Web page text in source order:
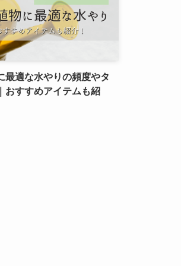
最適な水やりの頻度やタ
おすすめアイテムも紹